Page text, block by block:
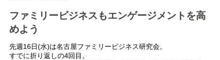
ファミリービジネスもエンゲージメントを高
めよう
先週16日(水)は名古屋ファミリービジネス研究会。
すでに折り返しの4回目。